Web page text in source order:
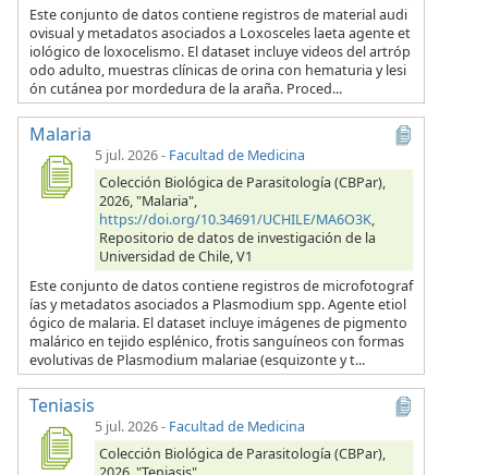
Este conjunto de datos contiene registros de material audi
ovisual y metadatos asociados a Loxosceles laeta agente et
iológico de loxocelismo. El dataset incluye videos del artróp
odo adulto, muestras clínicas de orina con hematuria y lesi
ón cutánea por mordedura de la araña. Proced...
Malaria
5 jul. 2026- Facultad de Medicina
Colección Biológica de Parasitología (CBPar),
2026, "Malaria",
https://doi.org/10.34691/UCHILE/MA6O3K,
Repositorio de datos de investigación de la
Universidad de Chile, V1
Este conjunto de datos contiene registros de microfotograf
ías y metadatos asociados a Plasmodium spp. Agente etiol
ógico de malaria. El dataset incluye imágenes de pigmento
malárico en tejido esplénico, frotis sanguíneos con formas
evolutivas de Plasmodium malariae (esquizonte y t...
Teniasis
5 jul. 2026- Facultad de Medicina
Colección Biológica de Parasitología (CBPar),